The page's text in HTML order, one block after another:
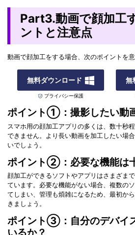
Part3.動画で顔加工
ントと注意点
動画で顔加工をする場合、次のポイントを
無料ダウンロード
プライバシー保護
無
ポイント①：撮影したい動
スマホ用の顔加工アプリの多くは、数十秒
できません。より長い動画を加工したい場
いでしょう。
ポイント②：必要な機能は
顔加工ができるソフトやアプリはさまざま
ています。必要な機能がない場合、複数の
てしまい、管理も煩雑になるため、最初か
きましょう。
ポイント③：自分のデバイ
いるか？